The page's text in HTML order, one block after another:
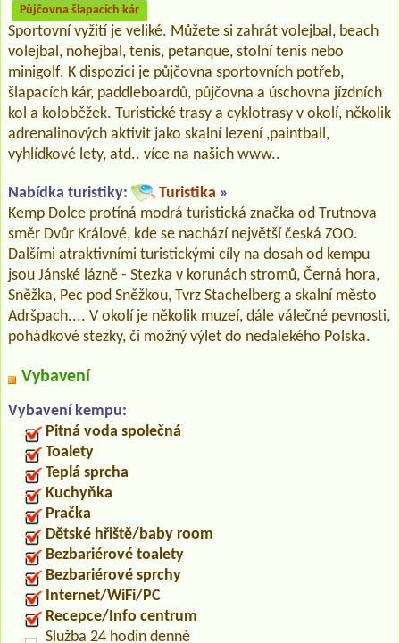
Půjčovna šlapacích kár
Sportovní vyžití je veliké. Můžete si zahrát volejbal, beach
volejbal, nohejbal, tenis, petanque, stolní tenis nebo
minigolf. K dispozici je půjčovna sportovních potřeb,
šlapacích kár, paddleboardů, půjčovna a úschovna jízdních
kol a koloběžek. Turistické trasy a cyklotrasy v okolí, několik
adrenalinových aktivit jako skalní lezení ,paintball,
vyhlídkové lety, atd.. více na našich www..
Nabídka turistiky: Turistika »
Kemp Dolce protíná modrá turistická značka od Trutnova
směr Dvůr Králové, kde se nachází největší česká ZOO.
Dalšími atraktivními turistickými cíly na dosah od kempu
jsou Jánské lázně - Stezka v korunách stromů, Černá hora,
Sněžka, Pec pod Sněžkou, Tvrz Stachelberg a skalní město
Adršpach.... V okolí je několik muzeí, dále válečné pevnosti,
pohádkové stezky, či možný výlet do nedalekého Polska.
Vybavení
Vybavení kempu:
Pitná voda společná
Toalety
Teplá sprcha
Kuchyňka
Pračka
Dětské hřiště/baby room
Bezbariérové toalety
Bezbariérové sprchy
Internet/WiFi/PC
Recepce/Info centrum
Služba 24 hodin denně